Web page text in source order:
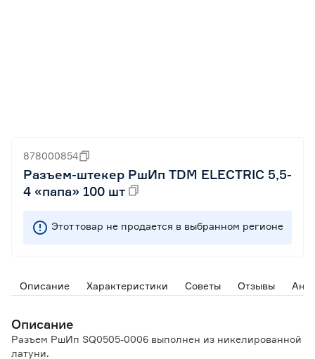
878000854
Разъем-штекер РшИп TDM ELECTRIC 5,5-
4 «папа» 100 шт
Этот товар не продается в выбранном регионе
Описание Характеристики Советы Отзывы
Описание
Разъем РшИп SQ0505-0006 выполнен из никелированной
латуни.